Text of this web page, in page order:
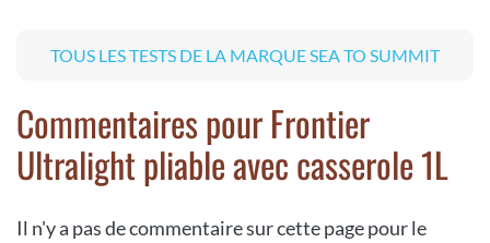
TOUS LES TESTS DE LA MARQUE SEA TO SUMMIT
Commentaires pour Frontier
Ultralight pliable avec casserole 1L
Il n'y a pas de commentaire sur cette page pour le